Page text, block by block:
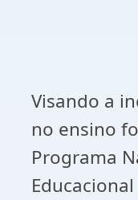
Visando a
no ensino
Programa